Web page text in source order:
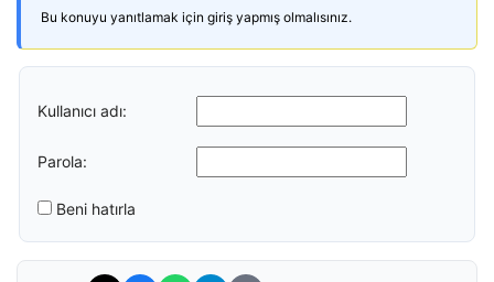
Bu konuyu yanıtlamak için giriş yapmış olmalısınız.
Kullanıcı adı:
Parola:
Beni hatırla